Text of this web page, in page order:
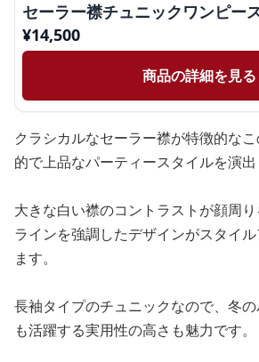
セーラー襟チュニックワンピー
¥14,500
商品の詳細を見る
クラシカルなセーラー襟が特徴的な
的で上品なパーティースタイルを演出
大きな白い襟のコントラストが顔周
ラインを強調したデザインがスタイ
ます。
長袖タイプのチュニックなので、冬
も活躍する実用性の高さも魅力です。